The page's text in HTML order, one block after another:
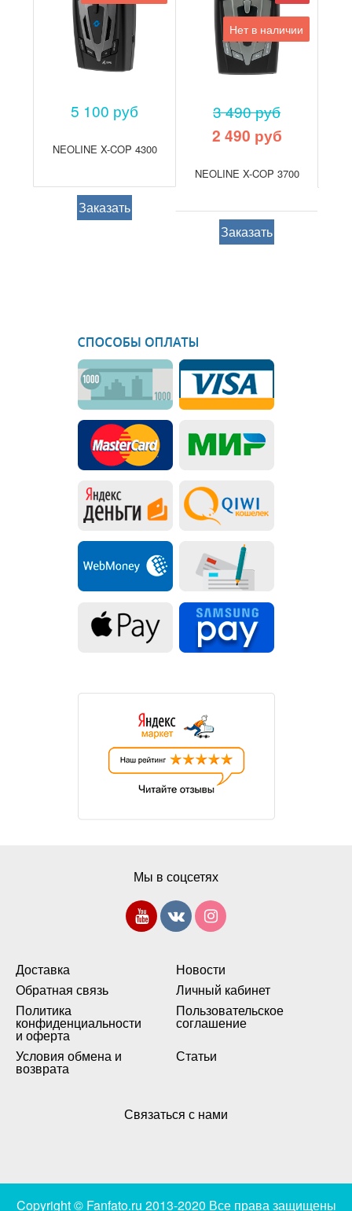
5 100 руб
NEOLINE X-COP 4300
Заказать
Нет в наличии
3 490 руб
2 490 руб
NEOLINE X-COP 3700
Заказать
Доставка
Новости
Обратная связь
Личный кабинет
Политика
конфиденциальности
и оферта
Пользовательское
соглашение
Условия обмена и
возврата
Статьи
Мы в соцсетях
Связаться с нами
Copyright © Fanfato.ru 2013-2020 Все права защищены